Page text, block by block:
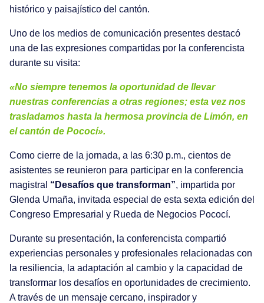
histórico y paisajístico del cantón.
Uno de los medios de comunicación presentes destacó
una de las expresiones compartidas por la conferencista
durante su visita:
«No siempre tenemos la oportunidad de llevar
nuestras conferencias a otras regiones; esta vez nos
trasladamos hasta la hermosa provincia de Limón, en
el cantón de Pococí».
Como cierre de la jornada, a las 6:30 p.m., cientos de
asistentes se reunieron para participar en la conferencia
magistral “Desafíos que transforman”, impartida por
Glenda Umaña, invitada especial de esta sexta edición del
Congreso Empresarial y Rueda de Negocios Pococí.
Durante su presentación, la conferencista compartió
experiencias personales y profesionales relacionadas con
la resiliencia, la adaptación al cambio y la capacidad de
transformar los desafíos en oportunidades de crecimiento.
A través de un mensaje cercano, inspirador y